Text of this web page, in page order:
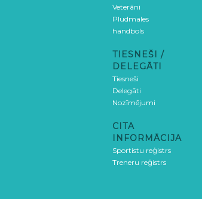
Veterāni
Pludmales
handbols
TIESNEŠI /
DELEGĀTI
Tiesneši
Delegāti
Nozīmējumi
CITA
INFORMĀCIJA
Sportistu reģistrs
Treneru reģistrs